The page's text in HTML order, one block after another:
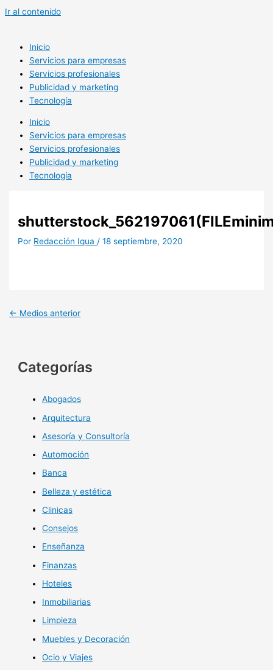
Ir al contenido
Inicio
Servicios para empresas
Servicios profesionales
Publicidad y marketing
Tecnología
Inicio
Servicios para empresas
Servicios profesionales
Publicidad y marketing
Tecnología
Por Redacción Iqua /18 septiembre, 2020
← Medios anterior
Categorías
Abogados
Arquitectura
Asesoría y Consultoría
Automoción
Banca
Belleza y estética
Clinicas
Consejos
Enseñanza
Finanzas
Hoteles
Inmobiliarias
Limpieza
Muebles y Decoración
Ocio y Viajes